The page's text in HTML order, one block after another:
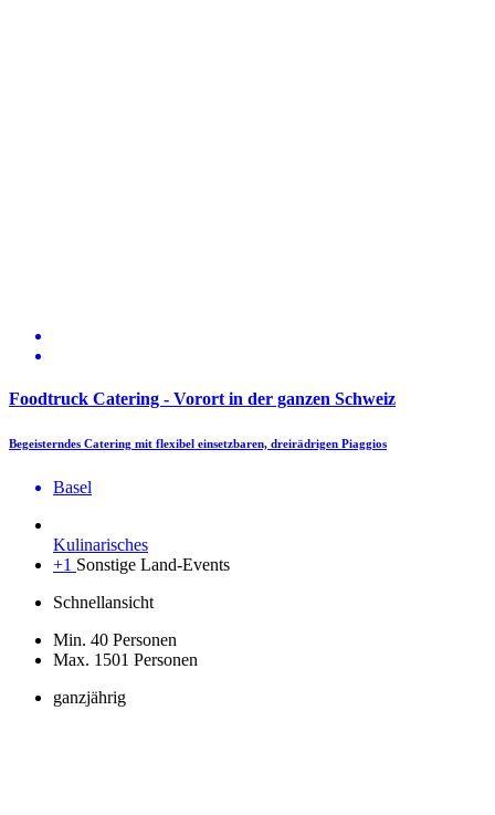
Foodtruck Catering - Vorort in der ganzen Schweiz
Begeisterndes Catering mit flexibel einsetzbaren, dreirädrigen Piaggios
Basel
Kulinarisches
+1 Sonstige Land-Events
Schnellansicht
Min. 40 Personen
Max. 1501 Personen
ganzjährig